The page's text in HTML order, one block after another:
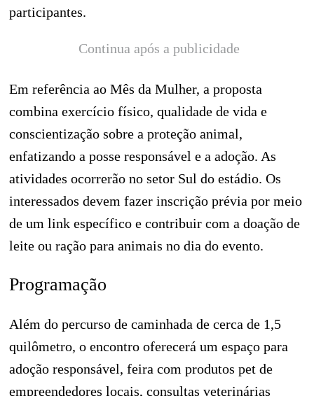
participantes.
Continua após a publicidade
Em referência ao Mês da Mulher, a proposta
combina exercício físico, qualidade de vida e
conscientização sobre a proteção animal,
enfatizando a posse responsável e a adoção. As
atividades ocorrerão no setor Sul do estádio. Os
interessados devem fazer inscrição prévia por meio
de um link específico e contribuir com a doação de
leite ou ração para animais no dia do evento.
Programação
Além do percurso de caminhada de cerca de 1,5
quilômetro, o encontro oferecerá um espaço para
adoção responsável, feira com produtos pet de
empreendedores locais, consultas veterinárias